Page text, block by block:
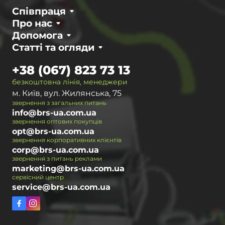
Про нас
Співпраця
Статті та огляди
Допомога
безкоштовна лінія, менеджери
+38 (067) 823 73 13
м. Київ, вул. Жилянська, 75
звернення з загальних питань
info@brs-ua.com.ua
звернення оптових покупців
opt@brs-ua.com.ua
звернення корпоративних клієнтів
corp@brs-ua.com.ua
звернення з питань реклами
marketing@brs-ua.com.ua
сервісний центр
service@brs-ua.com.ua